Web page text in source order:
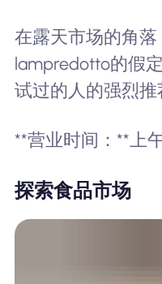
在露天市场的角
lampredotto的假
试过的人的强烈推
**营业时间：**上
探索食品市场